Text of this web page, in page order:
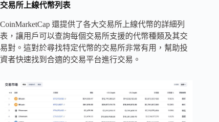
交易所上線代幣列表
CoinMarketCap 還提供了各大交易所上線代幣的詳細列
表，讓用戶可以查詢每個交易所支援的代幣種類及其交
易對。這對於尋找特定代幣的交易所非常有用，幫助投
資者快速找到合適的交易平台進行交易。